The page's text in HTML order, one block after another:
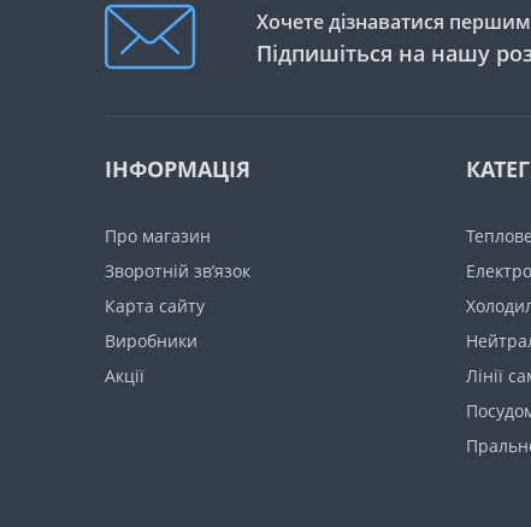
Хочете дізнаватися першим
Підпишіться на нашу
ІНФОРМАЦІЯ
Про магазин
Зворотній зв’язок
Карта сайту
Виробники
Акції
Теплове
Лінії